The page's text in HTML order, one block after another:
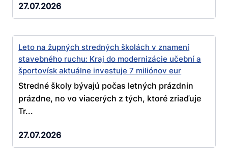
27.07.2026
Leto na župných stredných školách v znamení
stavebného ruchu: Kraj do modernizácie učební a
športovísk aktuálne investuje 7 miliónov eur
Stredné školy bývajú počas letných prázdnin
prázdne, no vo viacerých z tých, ktoré zriaďuje
Tr...
27.07.2026